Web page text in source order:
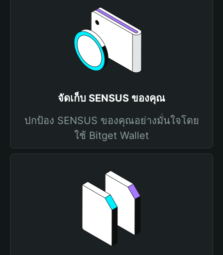
จัดเก็บ SENSUS ของคุณ
ปกป้อง SENSUS ของคุณอย่างมั่นใจโดย
ใช้ Bitget Wallet